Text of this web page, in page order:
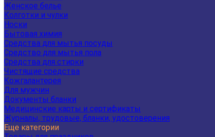
Женское белье
Колготки и чулки
Носки
Бытовая химия
Средства для мытья посуды
Средство для мытья пола
Средства для стирки
Чистящие средства
Кожгалантерея
Для мужчин
Документы бланки
Медицинские карты и сертификаты
Журналы, трудовые, бланки, удостоверения
Еще категории